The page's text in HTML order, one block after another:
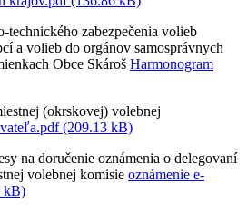
technického zabezpečenia volieb
a volieb do orgánov samosprávnych
Obce Skároš Harmonogram
(okrskovej) volebnej
(209.13 kB)
na doručenie oznámenia o delegovaní
volebnej komisie oznámenie e-
kB)